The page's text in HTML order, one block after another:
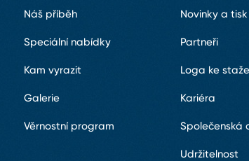
Náš příběh
Speciální nabídky
Kam vyrazit
Galerie
Věrnostní program
Novinky a tisk
Partneři
Loga ke
Kariéra
Společenská
Udržitelnost